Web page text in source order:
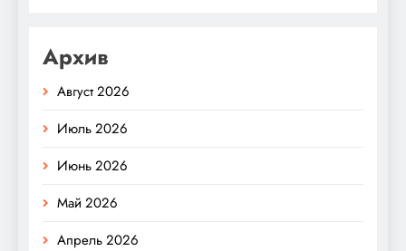
Архив
Август 2026
Июль 2026
Июнь 2026
Май 2026
Апрель 2026